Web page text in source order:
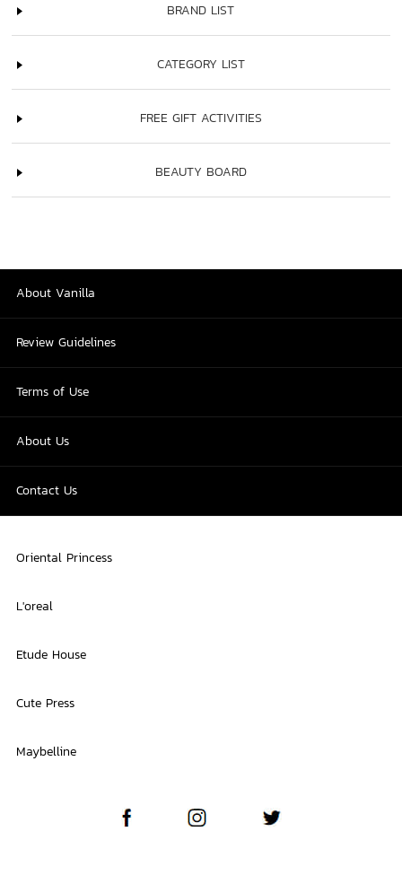
BRAND LIST
CATEGORY LIST
FREE GIFT ACTIVITIES
BEAUTY BOARD
About Vanilla
Review Guidelines
Terms of Use
About Us
Contact Us
Oriental Princess
L'oreal
Etude House
Cute Press
Maybelline